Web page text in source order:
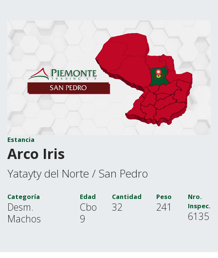
Estancia
Arco Iris
Yatayty del Norte / San Pedro
Categoría
Desm.
Machos
Edad
Cbo
9
Cantidad
32
Peso
241
Nro.
Inspec.
6135